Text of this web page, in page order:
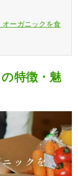
ーガニックを食
特徴・魅